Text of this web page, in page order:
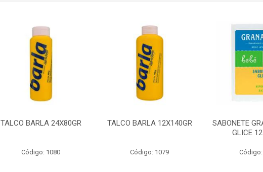
TALCO BARLA 24X80GR
Código: 1080
TALCO BARLA 12X140GR
Código: 1079
SABONETE
GLICE
Código: